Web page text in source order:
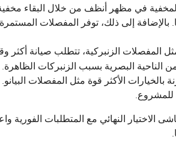
في مظهر أنظف من خلال البقاء مخفية
بالإضافة إلى ذلك، توفر المفصلات
المفصلات الزنبركية، تتطلب صيانة أكثر
الناحية البصرية بسبب الزنبركات
بالخيارات الأكثر قوة مثل المفصلات
للمشروع.
الاختيار النهائي مع المتطلبات الفورية